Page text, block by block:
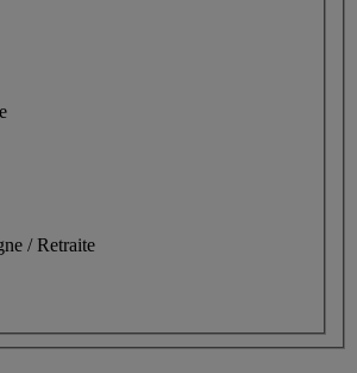
/ Retraite